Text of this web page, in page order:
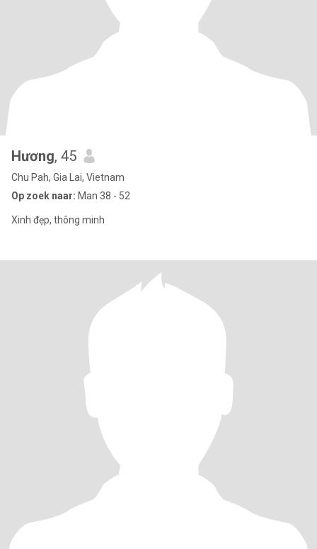
Hương, 45
Chu Pah, Gia Lai, Vietnam
Op zoek naar: Man 38 - 52
Xinh đẹp, thông minh